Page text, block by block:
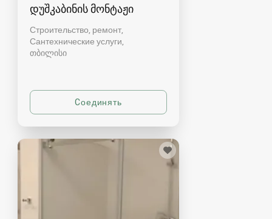
დუშკაბინის მონტაჟი
Строительство, ремонт,
Сантехнические услуги
თბილისი